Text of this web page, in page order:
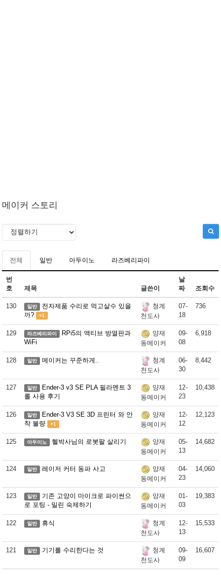
메이커 스토리
전체 일반 아두이노 라즈베리파이
번
호
제목 글쓴이
날
짜
조회수
130 일반
전자제품 수리로 먹고살수 있을
까?
+1
청계
천도사
07-
18
736
129 라즈베리파이
RPi5의 액티브 방열판과
WiFi
양재
동메이커
09-
08
6,918
128 일반 메이커는 꾸준하게..
청계
천도사
06-
30
8,442
127 일반
Ender-3 v3 SE PLA 필라멘트 3
롤 사용 후기
양재
동메이커
12-
23
10,438
126 일반
Ender-3 V3 SE 3D 프린터 와 안
착 불량
+1
양재
동메이커
12-
12
12,123
125 아두이노 헬박사님의 로봇팔 살리기
양재
동메이커
05-
13
14,682
124 일반 레이저 커터 동파 사고
양재
동메이커
04-
23
14,060
123 일반
기존 고양이 마이크로 파이썬으
로 포팅 - 밀린 숙제하기
양재
동메이커
01-
03
19,383
122 일반 휴식
청계
천도사
12-
13
15,533
121 일반 기기를 수리한다는 것
청계
천도사
09-
09
16,607